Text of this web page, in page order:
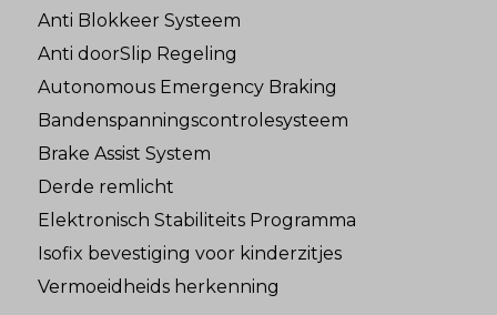
Anti Blokkeer Systeem
Anti doorSlip Regeling
Autonomous Emergency Braking
Bandenspanningscontrolesysteem
Brake Assist System
Derde remlicht
Elektronisch Stabiliteits Programma
Isofix bevestiging voor kinderzitjes
Vermoeidheids herkenning